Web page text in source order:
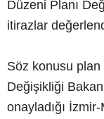
Düzeni Planı
itirazlar
Söz konusu
Değişikliği
onayladığı